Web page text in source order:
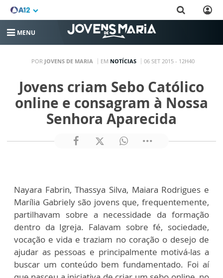
MENU
POR JOVENS DE MARIA EM NOTÍCIAS 06 SET 2015 - 12H40
Jovens criam Sebo Católico
online e consagram à Nossa
Senhora Aparecida
Nayara Fabrin, Thassya Silva, Maiara Rodrigues e
Marília Gabriely são jovens que, frequentemente,
partilhavam sobre a necessidade da formação
dentro da Igreja. Falavam sobre fé, sociedade,
vocação e vida e traziam no coração o desejo de
ajudar as pessoas e principalmente motivá-las a
buscar um conteúdo bem fundamentado. Foi aí